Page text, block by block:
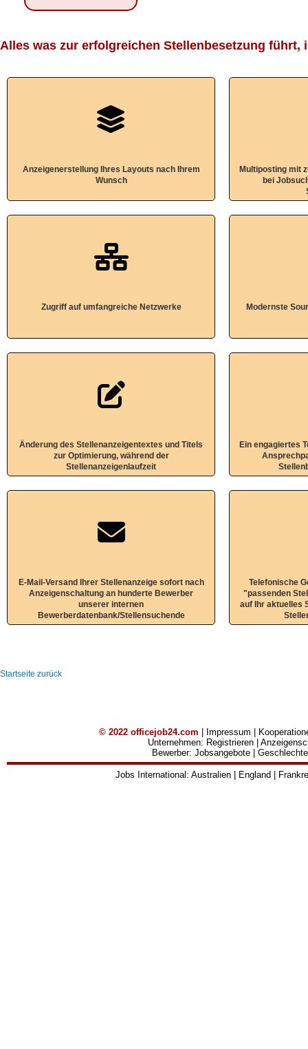
Alles was zur erfolgreichen Stellenbesetzung führt,
Anzeigenerstellung Ihres Layouts nach Ihrem
Wunsch
Multiposting mit
bei
Zugriff auf umfangreiche Netzwerke Modernste
Änderung des Stellenanzeigentextes und Titels
zur Optimierung, während der
Stellenanzeigenlaufzeit
Ein engagiertes
E-Mail-Versand Ihrer Stellenanzeige sofort nach
Anzeigenschaltung an hunderte Bewerber
unserer internen
Bewerberdatenbank/Stellensuchende
Telefonische
"passenden
auf Ihr aktuelles
Startseite zurück
©2022 officejob24.com | Impressum |
Unternehmen: Registrieren |
Bewerber: Jobsangebote |
Jobs International: Australien | England |